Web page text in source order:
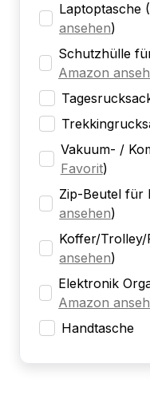
Laptoptasche
ansehen)
Schutzhülle
Amazon
Vakuum- /
Favorit)
Zip-Beutel für
ansehen)
Koffer/Trolley/
ansehen)
Elektronik
Amazon
Handtasche